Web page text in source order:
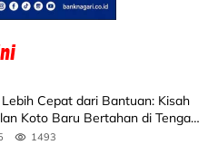
Cepat dari Bantuan: Kisah
Koto Baru Bertahan di Tengah
1493